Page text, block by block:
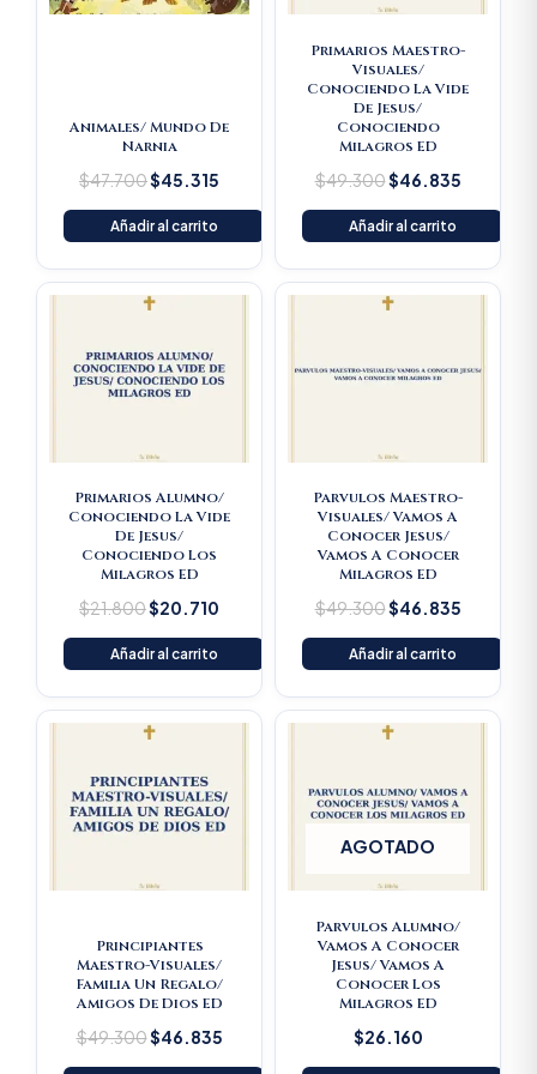
Animales/ Mundo De
Narnia
$47.700$45.315
Añadir al carrito
Primarios Maestro-
Visuales/
Conociendo La Vide
De Jesus/
Conociendo
Milagros ED
$49.300$46.835
Añadir al carrito
Primarios Alumno/
Conociendo La Vide
De Jesus/
Conociendo Los
Milagros ED
$21.800
Original
price
$21.800.
$20.710
Current
Añadir al carrito
Parvulos Maestro-
Visuales/ Vamos A
Conocer Jesus/
Vamos A Conocer
Milagros ED
$49.300
Original
price
$46.835
Current
Añadir al carrito
Principiantes
Maestro-Visuales/
Familia Un Regalo/
Amigos De Dios ED
$49.300
Original
price
$49.300.
$46.835
Current
AGOTADO
Parvulos Alumno/
Vamos A Conocer
Jesus/ Vamos A
Conocer Los
Milagros ED
$26.160